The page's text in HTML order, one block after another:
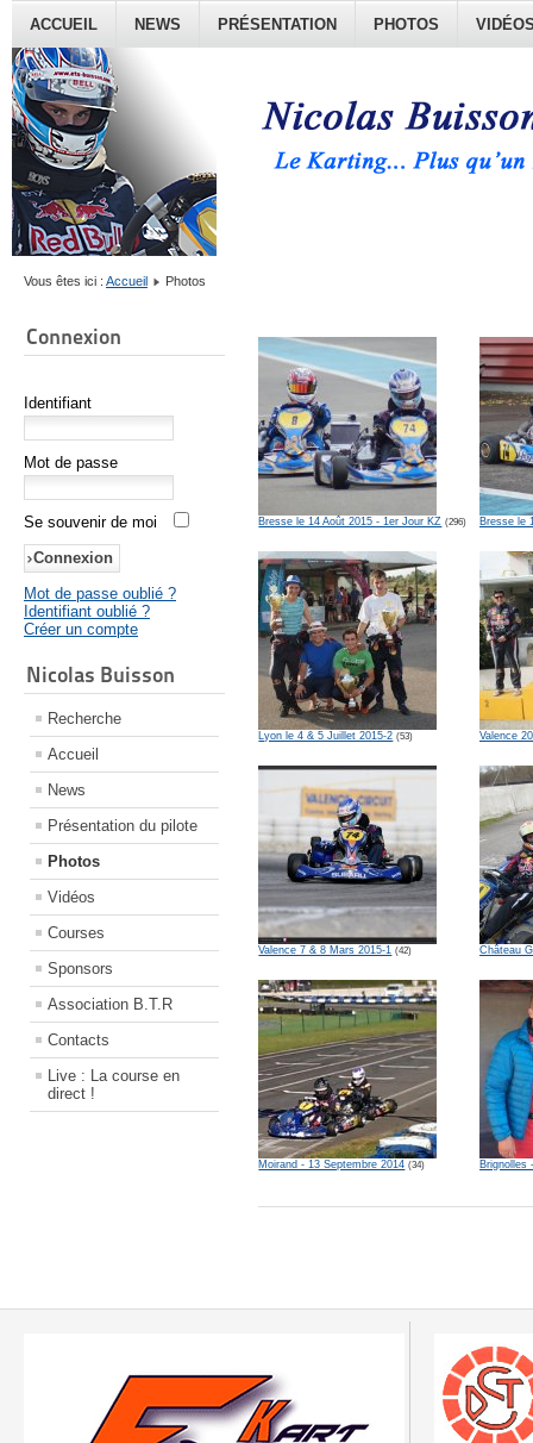
ACCUEIL NEWS PRÉSENTATION PHOTOS
Vous êtes ici : Accueil Photos
Connexion
Identifiant
Mot de passe
Se souvenir de moi
Mot de passe oublié ?
Identifiant oublié ?
Créer un compte
Nicolas Buisson
Recherche
Accueil
News
Présentation du pilote
Photos
Vidéos
Courses
Sponsors
Association B.T.R
Contacts
Live : La course en
direct !
Bresse le 14 Août 2015 - 1er Jour KZ (296) Bresse le
Lyon le 4 & 5 Juillet 2015-2 (53) Valence
Valence 7 & 8 Mars 2015-1 (42) Château
Moirand - 13 Septembre 2014 (34) Brignolles